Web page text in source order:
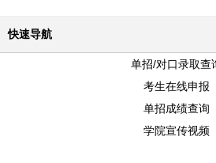
快速导航
单招/对口录取查
考生在线申报
单招成绩查询
学院宣传视频